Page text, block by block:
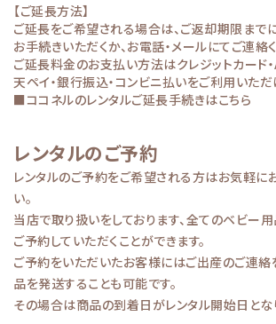
【ご延長方法】
ご延長をご希望される場合は、ご返却期限まで
お手続きいただくか、お電話・メールにてご連絡
ご延長料金のお支払い方法はクレジットカード
天ペイ・銀行振込・コンビニ払いをご利用いただ
■ココネルのレンタルご延長手続きはこちら
レンタルのご予約
レンタルのご予約をご希望される方はお気軽に
い。
当店で取り扱いをしております、全てのベビー
ご予約していただくことができます。
ご予約をいただいたお客様にはご出産のご連
品を発送することも可能です。
その場合は商品の到着日がレンタル開始日とな